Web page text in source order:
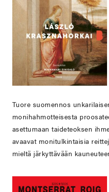
Tuore suomennos
monihahmotteisesta
asettumaan taideteoksen
avaavat monitulkintaisia
mieltä järkyttävään